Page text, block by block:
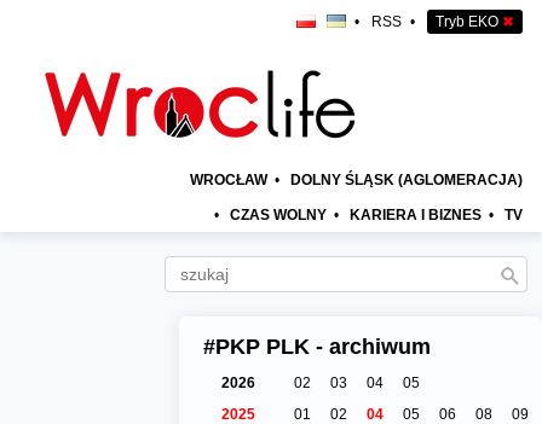
• RSS • Tryb EKO ✖
WROCŁAW • DOLNY ŚLĄSK (AGLOMERACJA)
• CZAS WOLNY • KARIERA I BIZNES • TV
#PKP PLK - archiwum
2026 02 03 04
05
2025
01 02 04 05 06 08
09